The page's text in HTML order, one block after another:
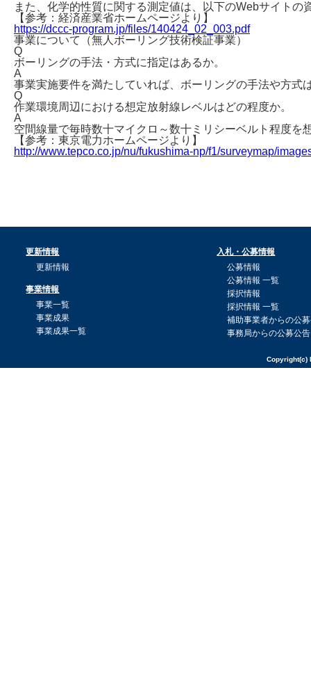
また、化学的性質に関する測定値は、以下のWebサイト
【参考：経済産業省ホームページより】
https://dccc-program.jp/files/140424_02_003.pdf
事業について（無人ボーリング技術検証事業）
Q
ボーリングの手法・方式に指定はあるか。
A
事業実施要件を満たしていれば、ボーリングの手法や方式
Q
作業環境周辺における想定放射線レベルはどの程度か。
A
空間線量で毎時数十マイクロ～数十ミリシーベルト程度を
【参考：東京電力ホームページより】
http://www.tepco.co.jp/nu/fukushima-np/f1/surveymap/
更新情報
更新情報
事業情報
事業一覧
事業成果
事業成果一覧
入札・公募情報
公募情報
公募情報 一覧
採択情報
採択情報 一覧
補助事業者からの公
事務局からの公募公告
Copyright(c)